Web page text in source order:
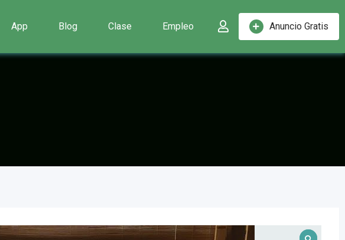
Anuncio Gratis
App Blog Clase Empleo